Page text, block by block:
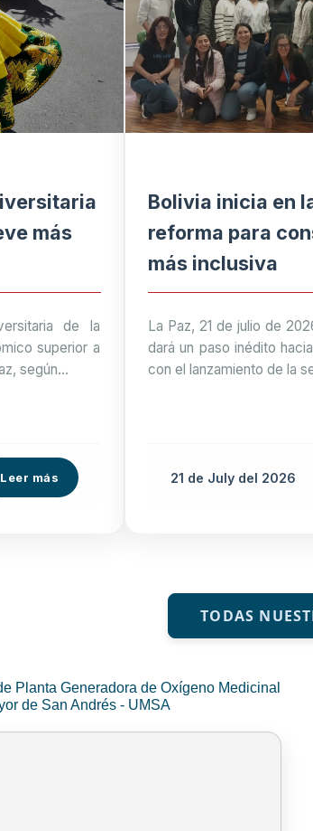
más
de la
superior a
según...
Leer más
Bolivia inicia en
reforma para
más inclusiva
La Paz, 21 de julio de
dará un paso inédito
con el lanzamiento de la
21 de July del 2026
TODAS
Planta Generadora de Oxígeno Medicinal
de San Andrés - UMSA